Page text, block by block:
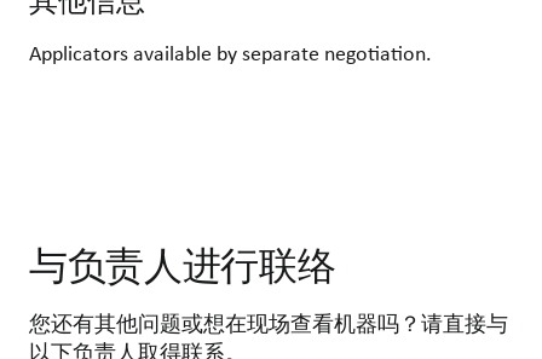
Applicators available by separate negotiation.
与负责人进行联络
您还有其他问题或想在现场查看机器吗？请直接与
以下负责人取得联系。